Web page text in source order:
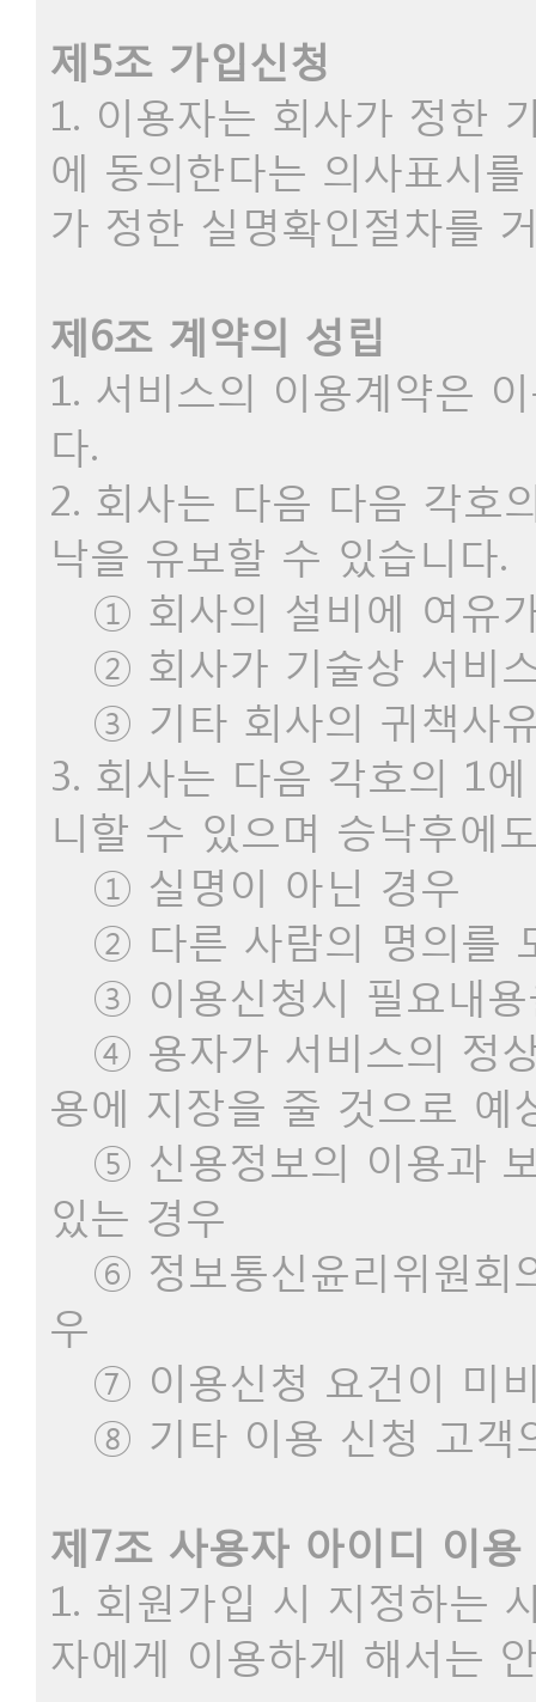
제5조 가입신청
1. 이용자는 회사가 정한
에 동의한다는 의사표시
가 정한 실명확인절차를
제6조 계약의 성립
1. 서비스의 이용계약은
다.
2. 회사는 다음 다음 각호
낙을 유보할 수 있습니다.
① 회사의 설비에 여유
② 회사가 기술상 서비
③ 기타 회사의 귀책사
3. 회사는 다음 각호의 1
니할 수 있으며 승낙후에
① 실명이 아닌 경우
② 다른 사람의 명의를
③ 이용신청시 필요내용
④ 용자가 서비스의 정
용에 지장을 줄 것으로 예
⑤ 신용정보의 이용과
있는 경우
⑥ 정보통신윤리위원회
우
⑦ 이용신청 요건이 미
⑧ 기타 이용 신청 고객
제7조 사용자 아이디 이
1. 회원가입 시 지정하는
자에게 이용하게 해서는